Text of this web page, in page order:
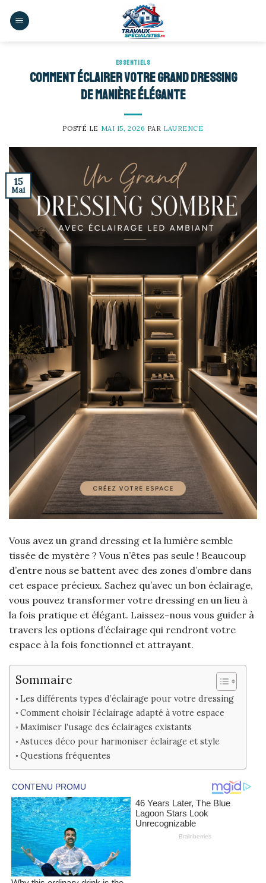
ESSENTIELS
Comment éclairer votre grand dressing
de manière élégante
POSTÉ LE MAI 15, 2026 PAR LAURENCE
15
Mai
Vous avez un grand dressing et la lumière semble
tissée de mystère ? Vous n’êtes pas seule ! Beaucoup
d’entre nous se battent avec des zones d’ombre dans
cet espace précieux. Sachez qu’avec un bon éclairage,
vous pouvez transformer votre dressing en un lieu à
la fois pratique et élégant. Laissez-nous vous guider à
travers les options d’éclairage qui rendront votre
espace à la fois fonctionnel et attrayant.
Sommaire
Les différents types d’éclairage pour votre dressing
Comment choisir l’éclairage adapté à votre espace
Maximiser l’usage des éclairages existants
Astuces déco pour harmoniser éclairage et style
Questions fréquentes